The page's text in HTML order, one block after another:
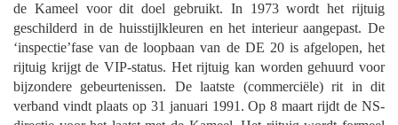
de Kameel voor dit doel gebruikt. In 1973 wordt het rijtuig
geschilderd in de huisstijlkleuren en het interieur aangepast. De
‘inspectie’fase van de loopbaan van de DE 20 is afgelopen, het
rijtuig krijgt de VIP-status. Het rijtuig kan worden gehuurd voor
bijzondere gebeurtenissen. De laatste (commerciële) rit in dit
verband vindt plaats op 31 januari 1991. Op 8 maart rijdt de NS-